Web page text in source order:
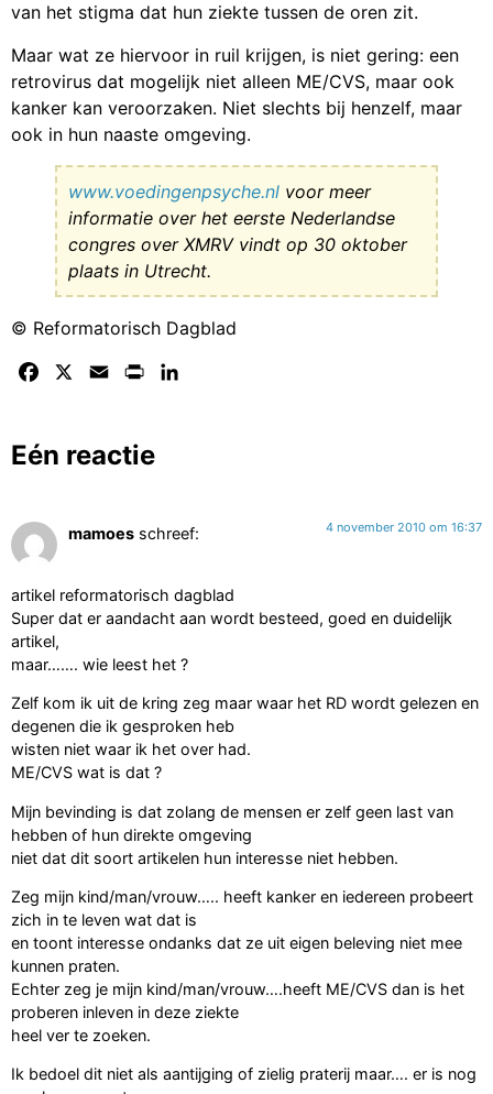
van het stigma dat hun ziekte tussen de oren zit.
Maar wat ze hiervoor in ruil krijgen, is niet gering: een
retrovirus dat moge­lijk niet alleen ME/CVS, maar ook
kanker kan veroorzaken. Niet slechts bij henzelf, maar
ook in hun naaste omgeving.
www.voedingenpsyche.nl voor meer
informatie over het eerste Nederlandse
congres over XMRV vindt op 30 oktober
plaats in Utrecht.
© Reformatorisch Dagblad
Facebook Email Print
Eén reactie
mamoes schreef: 4 november 2010 om 16:37
artikel reformatorisch dagblad
Super dat er aandacht aan wordt besteed, goed en duidelijk
artikel,
maar……. wie leest het ?
Zelf kom ik uit de kring zeg maar waar het RD wordt gelezen en
degenen die ik gesproken heb
wisten niet waar ik het over had.
ME/CVS wat is dat ?
Mijn bevinding is dat zolang de mensen er zelf geen last van
hebben of hun direkte omgeving
niet dat dit soort artikelen hun interesse niet hebben.
Zeg mijn kind/man/vrouw….. heeft kanker en iedereen probeert
zich in te leven wat dat is
en toont interesse ondanks dat ze uit eigen beleving niet mee
kunnen praten.
Echter zeg je mijn kind/man/vrouw….heeft ME/CVS dan is het
proberen inleven in deze ziekte
heel ver te zoeken.
Ik bedoel dit niet als aantijging of zielig praterij maar…. er is nog